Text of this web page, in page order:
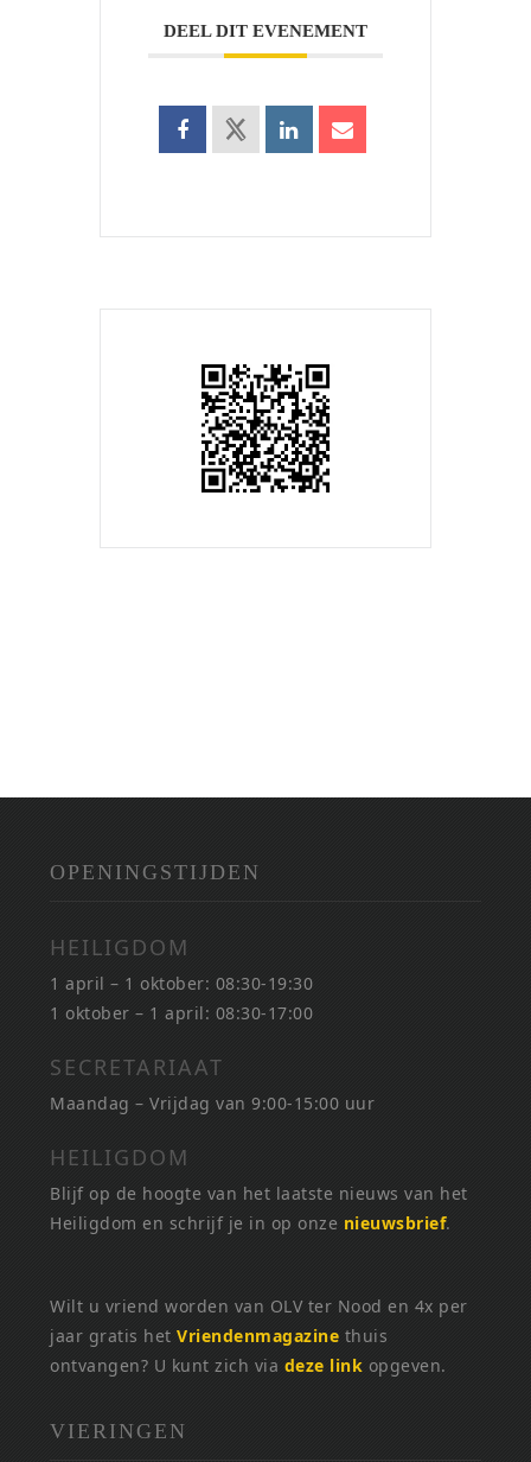
DEEL DIT EVENEMENT
OPENINGSTIJDEN
HEILIGDOM
1 april – 1 oktober: 08:30-19:30
1 oktober – 1 april: 08:30-17:00
SECRETARIAAT
Maandag – Vrijdag van 9:00-15:00 uur
HEILIGDOM
Blijf op de hoogte van het laatste nieuws van het
Heiligdom en schrijf je in op onze nieuwsbrief.
Wilt u vriend worden van OLV ter Nood en 4x per
jaar gratis hetVriendenmagazine thuis
ontvangen? U kunt zich via deze link opgeven.
VIERINGEN